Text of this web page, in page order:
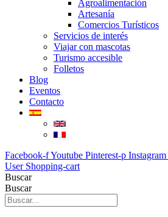
Agroalimentación
Artesanía
Comercios Turísticos
Servicios de interés
Viajar con mascotas
Turismo accesible
Folletos
Blog
Eventos
Contacto
Facebook-fYoutube Pinterest-p Instagram
User Shopping-cart
Buscar
Buscar